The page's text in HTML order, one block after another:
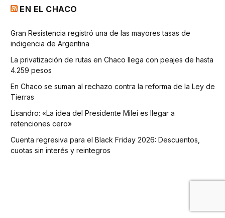
EN EL CHACO
Gran Resistencia registró una de las mayores tasas de
indigencia de Argentina
La privatización de rutas en Chaco llega con peajes de hasta
4.259 pesos
En Chaco se suman al rechazo contra la reforma de la Ley de
Tierras
Lisandro: «La idea del Presidente Milei es llegar a
retenciones cero»
Cuenta regresiva para el Black Friday 2026: Descuentos,
cuotas sin interés y reintegros